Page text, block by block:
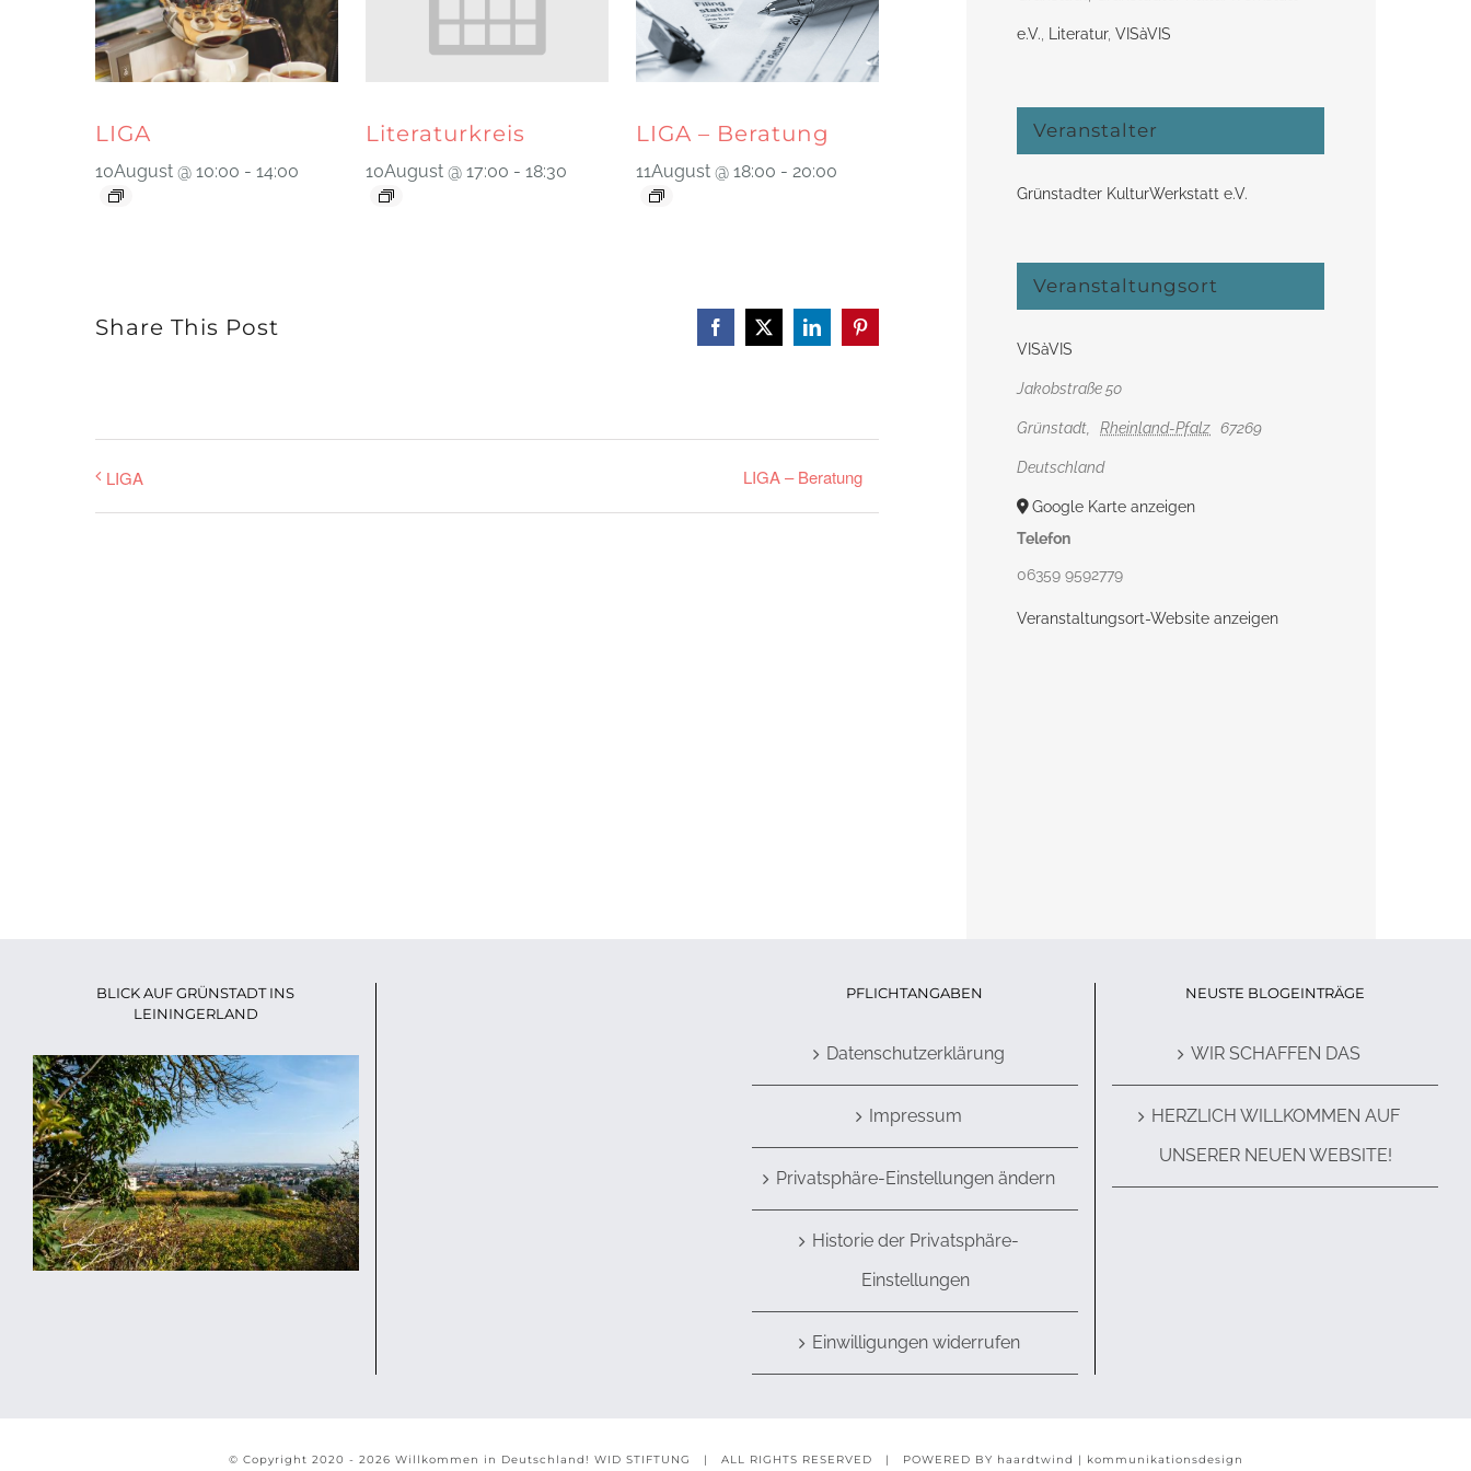
LIGA
10August @ 10:00 - 14:00
Literaturkreis
10August @ 17:00 - 18:30
LIGA – Beratung
11August @ 18:00 - 20:00
Share This Post Facebook
X LinkedInPinterest
LIGA LIGA – Beratung
e.V. Literatur,VISàVIS
Veranstalter
Grünstadter KulturWerkstatt e.V.
Veranstaltungsort
VISàVIS
Jakobstraße 50
Grünstadt Rheinland-Pfalz 67269
Deutschland
Google Karte anzeigen
Telefon
06359 9592779
Veranstaltungsort-Website anzeigen
BLICK AUF GRÜNSTADT INS
LEININGERLAND
PFLICHTANGABEN
Datenschutzerklärung
Impressum
Privatsphäre-Einstellungen ändern
Historie der Privatsphäre-
Einstellungen
Einwilligungen widerrufen
NEUSTE BLOGEINTRÄGE
WIR SCHAFFEN DAS
HERZLICH WILLKOMMEN AUF
UNSERER NEUEN WEBSITE!
© Copyright 2020 - 2026 Willkommen in Deutschland! WID STIFTUNG | ALL RIGHTS RESERVED | POWERED BY haardtwind | kommunikationsdesign